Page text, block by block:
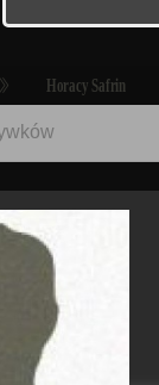
Horacy Safrin